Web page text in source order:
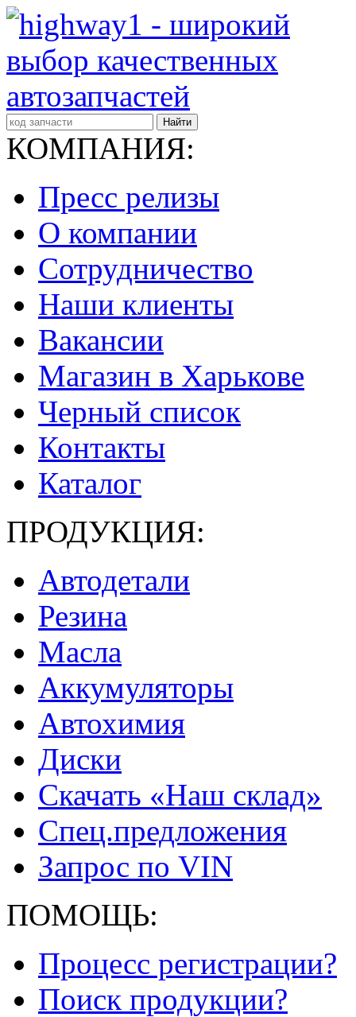
Найти
КОМПАНИЯ:
Пресс релизы
О компании
Сотрудничество
Наши клиенты
Вакансии
Магазин в Харькове
Черный список
Контакты
Каталог
ПРОДУКЦИЯ:
Автодетали
Резина
Масла
Аккумуляторы
Автохимия
Диски
Скачать «Наш склад»
Спец.предложения
Запрос по VIN
ПОМОЩЬ:
Процесс регистрации?
Поиск продукции?